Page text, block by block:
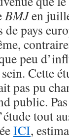
BMJen
pays
peu
Cette
pas pu
public.
tout
ICI,